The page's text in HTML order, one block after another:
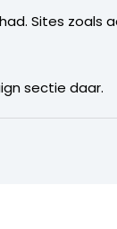
Sites zoals
sectie daar.